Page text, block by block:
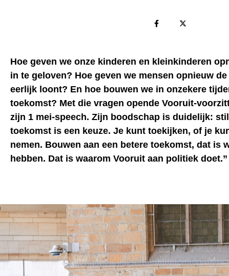
Hoe geven we onze kinderen en kleinkinderen
in te geloven? Hoe geven we mensen opnieuw
eerlijk loont? En hoe bouwen we in onzekere
toekomst? Met die vragen opende Vooruit-
zijn 1 mei-speech. Zijn boodschap is duidelijk:
toekomst is een keuze. Je kunt toekijken, of je
nemen. Bouwen aan een betere toekomst, dat is
hebben. Dat is waarom Vooruit aan politiek doet.”